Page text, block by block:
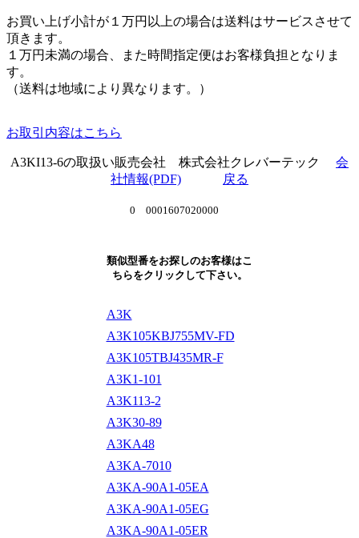
お買い上げ小計が１万円以上の場合は送料はサービスさせて
頂きます。
１万円未満の場合、また時間指定便はお客様負担となりま
す。
（送料は地域により異なります。）
お取引内容はこちら
A3KI13-6の取扱い販売会社 株式会社クレバーテック 会
社情報(PDF)
戻る
0 0001607020000
類似型番をお探しのお客様はこ
ちらをクリックして下さい。
A3K
A3K105KBJ755MV-FD
A3K105TBJ435MR-F
A3K1-101
A3K113-2
A3K30-89
A3KA48
A3KA-7010
A3KA-90A1-05EA
A3KA-90A1-05EG
A3KA-90A1-05ER